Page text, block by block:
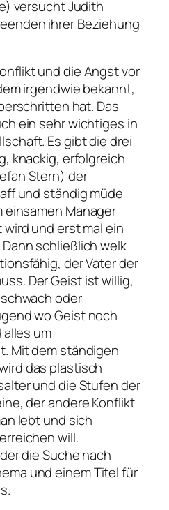
versucht Judith
ihrer Beziehung
und die Angst vor
irgendwie bekannt,
hat. Das
ein sehr wichtiges in
Es gibt die drei
knackig, erfolgreich
Stern) der
und ständig müde
einsamen Manager
und erst mal ein
schließlich welk
der Vater der
Der Geist ist willig,
oder
wo Geist noch
um
Mit dem ständigen
das plastisch
und die Stufen der
der andere Konflikt
lebt und sich
will.
die Suche nach
und einem Titel für